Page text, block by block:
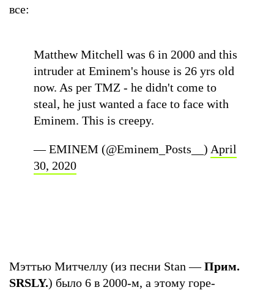
все:
Matthew Mitchell was 6 in 2000 and this
intruder at Eminem's house is 26 yrs old
now. As per TMZ - he didn't come to
steal, he just wanted a face to face with
Eminem. This is creepy.
— EMINEM (@Eminem_Posts__) April
30, 2020
Мэттью Митчеллу (из песни Stan —Прим.
SRSLY.) было 6 в 2000-м, а этому горе-